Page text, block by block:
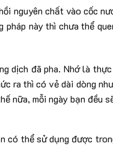
nguyên chất vào cốc
này thì chưa thể
dịch đã pha. Nhớ là
ra thì có vẻ dài dòng
nữa, mỗi ngày bạn
có thể sử dụng được